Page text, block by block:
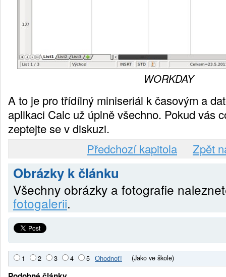
WORKDAY
A to je pro třídílný miniseriál k časovým a
aplikaci Calc už úplně všechno. Pokud vás
zeptejte se v diskuzi.
Předchozí kapitola
Zpět
Obrázky k článku
Všechny obrázky a fotografie
fotogalerii.
1 2 3 4 5 (Jako ve škole)